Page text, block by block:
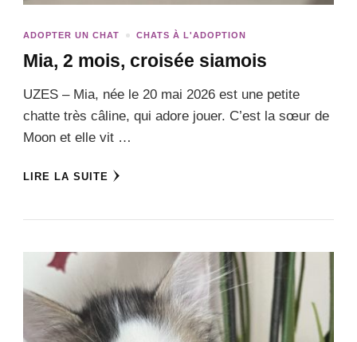
ADOPTER UN CHAT CHATS À L'ADOPTION
Mia, 2 mois, croisée siamois
UZES – Mia, née le 20 mai 2026 est une petite
chatte très câline, qui adore jouer. C’est la sœur de
Moon et elle vit …
LIRE LA SUITE